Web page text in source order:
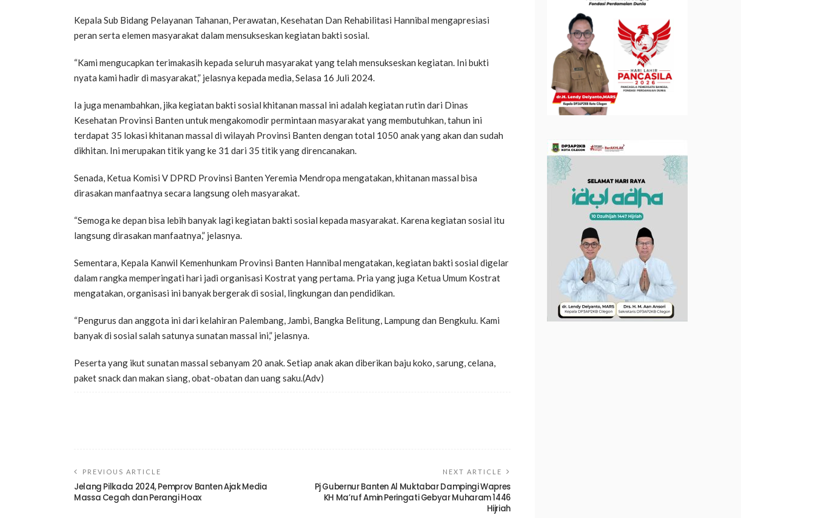
Kepala Sub Bidang Pelayanan Tahanan, Perawatan, Kesehatan Dan Rehabilitasi Hannibal mengapresiasi
peran serta elemen masyarakat dalam mensukseskan kegiatan bakti sosial.
“Kami mengucapkan terimakasih kepada seluruh masyarakat yang telah mensukseskan kegiatan. Ini bukti
nyata kami hadir di masyarakat,” jelasnya kepada media, Selasa 16 Juli 2024.
Ia juga menambahkan, jika kegiatan bakti sosial khitanan massal ini adalah kegiatan rutin dari Dinas
Kesehatan Provinsi Banten untuk mengakomodir permintaan masyarakat yang membutuhkan, tahun ini
terdapat 35 lokasi khitanan massal di wilayah Provinsi Banten dengan total 1050 anak yang akan dan sudah
dikhitan. Ini merupakan titik yang ke 31 dari 35 titik yang direncanakan.
Senada, Ketua Komisi V DPRD Provinsi Banten Yeremia Mendropa mengatakan, khitanan massal bisa
dirasakan manfaatnya secara langsung oleh masyarakat.
“Semoga ke depan bisa lebih banyak lagi kegiatan bakti sosial kepada masyarakat. Karena kegiatan sosial itu
langsung dirasakan manfaatnya,” jelasnya.
Sementara, Kepala Kanwil Kemenhunkam Provinsi Banten Hannibal mengatakan, kegiatan bakti sosial digelar
dalam rangka memperingati hari jadi organisasi Kostrat yang pertama. Pria yang juga Ketua Umum Kostrat
mengatakan, organisasi ini banyak bergerak di sosial, lingkungan dan pendidikan.
“Pengurus dan anggota ini dari kelahiran Palembang, Jambi, Bangka Belitung, Lampung dan Bengkulu. Kami
banyak di sosial salah satunya sunatan massal ini,” jelasnya.
Peserta yang ikut sunatan massal sebanyam 20 anak. Setiap anak akan diberikan baju koko, sarung, celana,
paket snack dan makan siang, obat-obatan dan uang saku.(Adv)
PREVIOUS ARTICLE
Jelang Pilkada 2024, Pemprov Banten Ajak Media
Massa Cegah dan Perangi Hoax
NEXT ARTICLE
Pj Gubernur Banten Al Muktabar Dampingi Wapres
KH Ma’ruf Amin Peringati Gebyar Muharam 1446
Hijriah